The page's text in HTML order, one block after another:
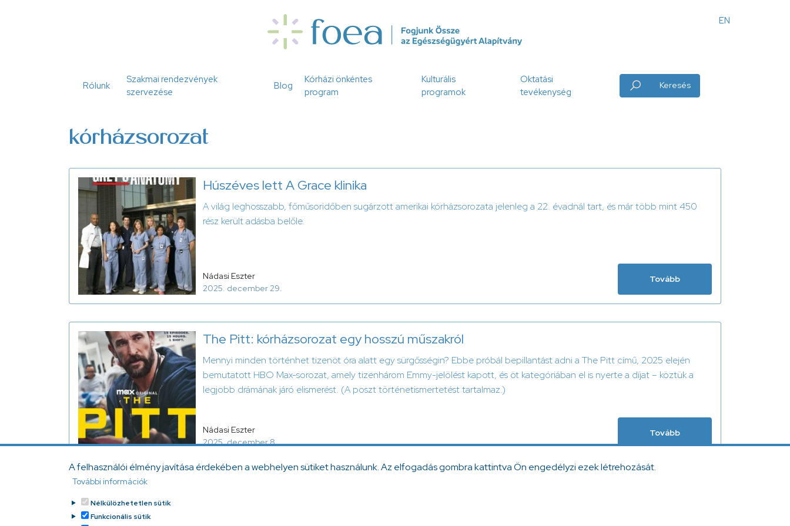
A felhasználói élmény javítása érdekében a webhelyen sütiket használunk. Az elfogadás gombra kattintva Ön engedélyzi ezek létrehozását.
További információk
Nélkülözhetetlen sütik
Funkcionális sütik
Angol
EN
Rólunk
Szakmai rendezvények
szervezése
Blog
Kórházi önkéntes
program
Kulturális
programok
Oktatási
tevékenység
Keresés
kórházsorozat
Húszéves lett A Grace klinika
A világ leghosszabb, főműsoridőben sugárzott amerikai kórházsorozata jelenleg a 22. évadnál tart, és már több mint 450
rész került adásba belőle.
Nádasi Eszter
2025. december 29.
Tovább
The Pitt: kórházsorozat egy hosszú műszakról
Mennyi minden történhet tizenöt óra alatt egy sürgősségin? Ebbe próbál bepillantást adni a The Pitt című, 2025 elején
bemutatott HBO Max-sorozat, amely tizenhárom Emmy-jelölést kapott, és öt kategóriában el is nyerte a díjat – köztük a
legjobb drámának járó elismerést. (A poszt történetismertetést tartalmaz.)
Nádasi Eszter
2025. december 8.
Tovább